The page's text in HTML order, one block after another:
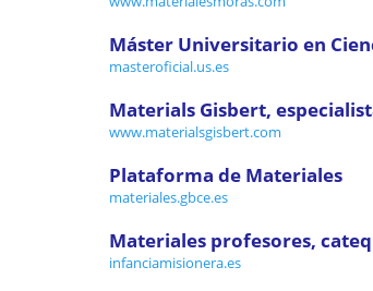
Máster Universitario en
masteroficial.us.es
Materials Gisbert,
www.materialsgisbert.com
Plataforma de Materiales
materiales.gbce.es
Materiales profesores,
infanciamisionera.es